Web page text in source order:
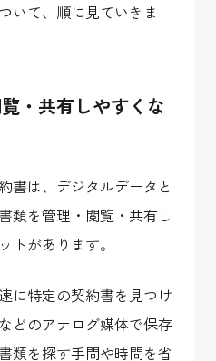
いて、順に見ていきま
・共有しやすくな
書は、デジタルデータと
類を管理・閲覧・共有し
トがあります。
に特定の契約書を見つけ
どのアナログ媒体で保存
類を探す手間や時間を省